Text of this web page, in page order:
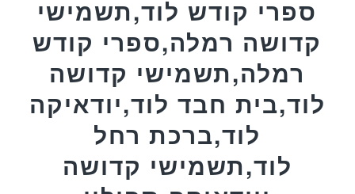
ספרי קודש לוד,תשמישי
קדושה רמלה,ספרי קודש
רמלה,תשמישי קדושה
לוד,בית חבד לוד,יודאיקה
לוד,ברכת רחל
לוד,תשמישי קדושה